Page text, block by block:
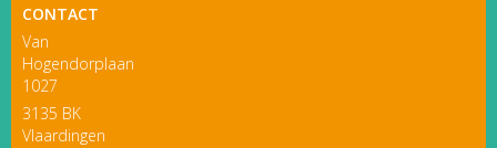
CONTACT
Van
Hogendorplaan
1027
3135 BK
Vlaardingen